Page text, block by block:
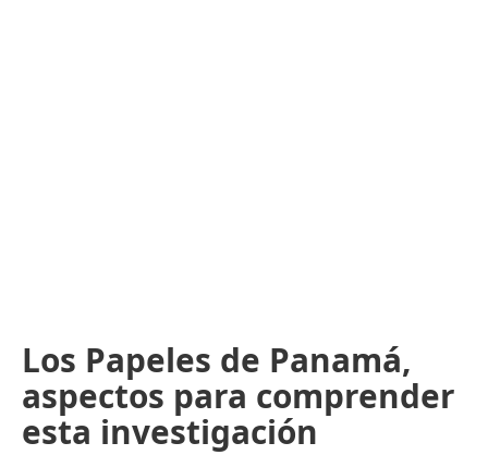
Los Papeles de Panamá,
aspectos para comprender
esta investigación